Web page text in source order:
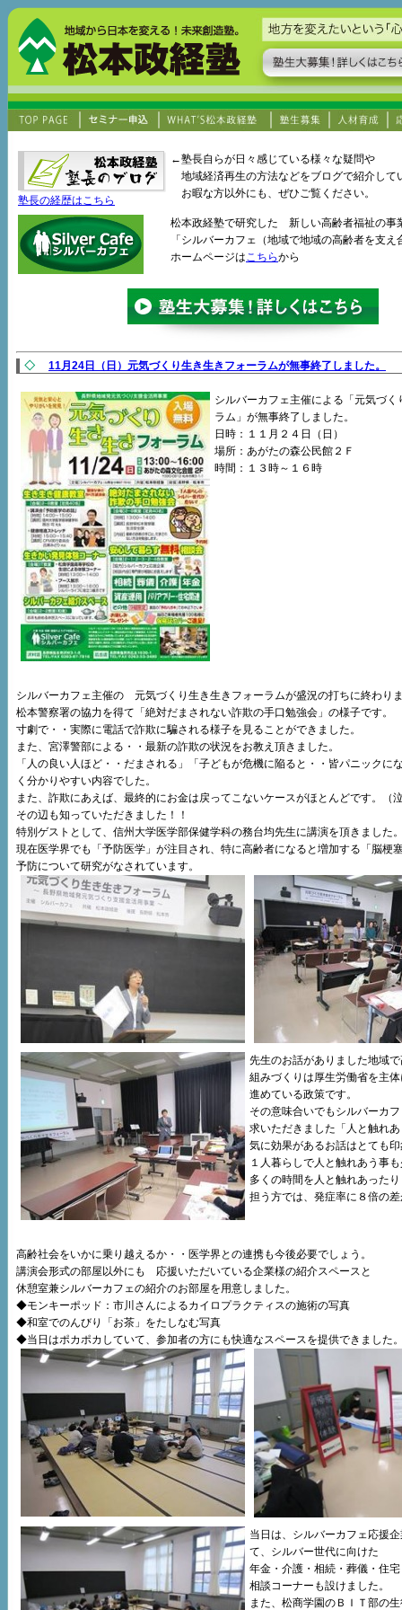
塾長の経歴はこちら
←塾長自らが日々感じている様々な疑問や
地域経済再生の方法などをブログで紹介して
お暇な方以外にも、ぜひご覧ください。
松本政経塾で研究した 新しい高齢者福祉の事
「シルバーカフェ（地域で地域の高齢者を支
ホームページはこちらから
◇ 11月24日（日）元気づくり生き生きフォーラムが無事終了しました。
シルバーカフェ主催による「元気づく
ラム」が無事終了しました。
日時：１１月２４日（日）
場所：あがたの森公民館２Ｆ
時間：１３時～１６時
シルバーカフェ主催の 元気づくり生き生きフォーラムが盛況の打ちに終わり
松本警察署の協力を得て「絶対だまされない詐欺の手口勉強会」の様子です。
寸劇で・・実際に電話で詐欺に騙される様子を見ることができました。
また、宮澤警部による・・最新の詐欺の状況をお教え頂きました。
「人の良い人ほど・・だまされる」「子どもが危機に陥ると・・皆パニックに
く分かりやすい内容でした。
また、詐欺にあえば、最終的にお金は戻ってこないケースがほとんどです。（
その辺も知っていただきました！！
特別ゲストとして、信州大学医学部保健学科の務台均先生に講演を頂きました
現在医学界でも「予防医学」が注目され、特に高齢者になると増加する「脳梗
予防について研究がなされています。
先生のお話がありました地域
組みづくりは厚生労働省を主
進めている政策です。
その意味合いでもシルバーカ
求いただきました「人と触れ
気に効果があるお話はとても
１人暮らしで人と触れあう事
多くの時間を人と触れあった
担う方では、発症率に８倍の
高齢社会をいかに乗り越えるか・・医学界との連携も今後必要でしょう。
講演会形式の部屋以外にも 応援いただいている企業様の紹介スペースと
休憩室兼シルバーカフェの紹介のお部屋を用意しました。
◆モンキーポッド：市川さんによるカイロプラクティスの施術の写真
◆和室でのんびり「お茶」をたしなむ写真
◆当日はポカポカしていて、参加者の方にも快適なスペースを提供できました
当日は、シルバーカフェ応援
て、シルバー世代に向けた
年金・介護・相続・葬儀・住
相談コーナーも設けました。
また、松商学園のＢＩＴ部の